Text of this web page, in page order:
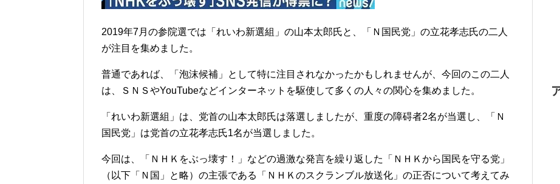
2019年7月の参院選では「れいわ新選組」の山本太郎氏と、「Ｎ国民党」の立花孝志氏の二人
が注目を集めました。
普通であれば、「泡沫候補」として特に注目されなかったかもしれませんが、今回のこの二人
は、ＳＮＳやYouTubeなどインターネットを駆使して多くの人々の関心を集めました。
「れいわ新選組」は、党首の山本太郎氏は落選しましたが、重度の障碍者2名が当選し、「Ｎ
国民党」は党首の立花孝志氏1名が当選しました。
今回は、「ＮＨＫをぶっ壊す！」などの過激な発言を繰り返した「ＮＨＫから国民を守る党」
（以下「Ｎ国」と略）の主張である「ＮＨＫのスクランブル放送化」の正否について考えてみ